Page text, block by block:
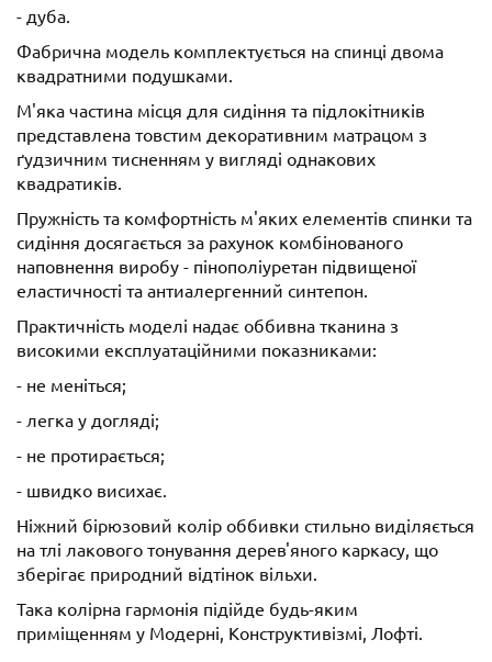
- дуба.
Фабрична модель комплектується на спинці двома
квадратними подушками.
М'яка частина місця для сидіння та підлокітників
представлена товстим декоративним матрацом з
ґудзичним тисненням у вигляді однакових
квадратиків.
Пружність та комфортність м'яких елементів спинки та
сидіння досягається за рахунок комбінованого
наповнення виробу - пінополіуретан підвищеної
еластичності та антиалергенний синтепон.
Практичність моделі надає оббивна тканина з
високими експлуатаційними показниками:
- не меніться;
- легка у догляді;
- не протирається;
- швидко висихає.
Ніжний бірюзовий колір оббивки стильно виділяється
на тлі лакового тонування дерев'яного каркасу, що
зберігає природний відтінок вільхи.
Така колірна гармонія підійде будь-яким
приміщенням у Модерні, Конструктивізмі, Лофті.